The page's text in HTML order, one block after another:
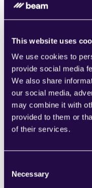
This website uses
We use cookies to
provide social media
We also share
our social media,
may combine it with
provided to them or
of their services.
Selection
Necessary
Cita con el
Learn more
Understand
Learn more